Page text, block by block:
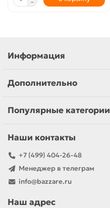
Информация
Дополнительно
Популярные категории
Наши контакты
+7 (499) 404-26-48
Менеджер в телеграм
info@bazzare.ru
Наш адрес